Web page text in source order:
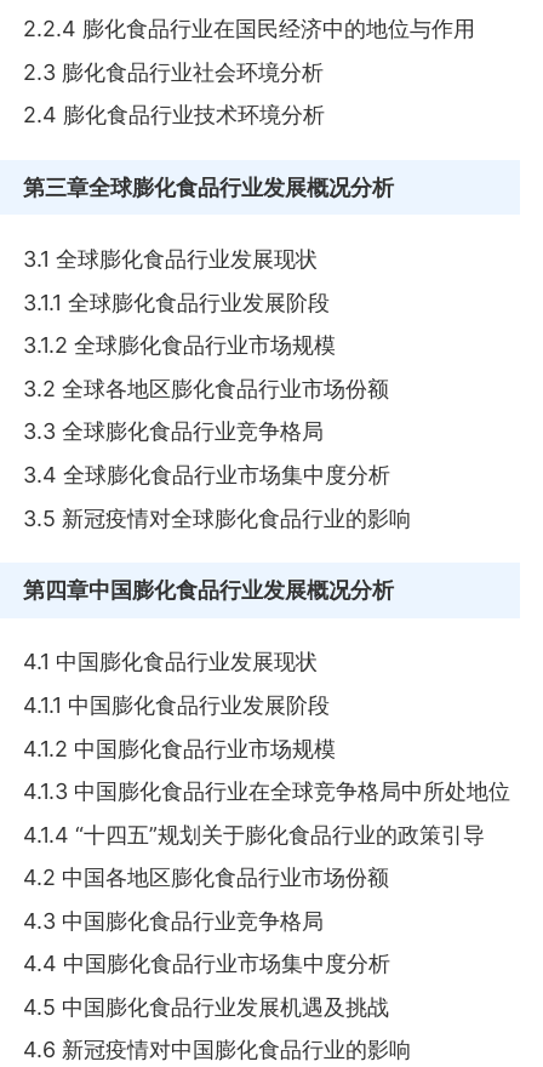
2.2.4 膨化食品行业在国民经济中的地位与作用
2.3 膨化食品行业社会环境分析
2.4 膨化食品行业技术环境分析
第三章全球膨化食品行业发展概况分析
3.1 全球膨化食品行业发展现状
3.1.1 全球膨化食品行业发展阶段
3.1.2 全球膨化食品行业市场规模
3.2 全球各地区膨化食品行业市场份额
3.3 全球膨化食品行业竞争格局
3.4 全球膨化食品行业市场集中度分析
3.5 新冠疫情对全球膨化食品行业的影响
第四章中国膨化食品行业发展概况分析
4.1 中国膨化食品行业发展现状
4.1.1 中国膨化食品行业发展阶段
4.1.2 中国膨化食品行业市场规模
4.1.3 中国膨化食品行业在全球竞争格局中所处地位
4.1.4 “十四五”规划关于膨化食品行业的政策引导
4.2 中国各地区膨化食品行业市场份额
4.3 中国膨化食品行业竞争格局
4.4 中国膨化食品行业市场集中度分析
4.5 中国膨化食品行业发展机遇及挑战
4.6 新冠疫情对中国膨化食品行业的影响